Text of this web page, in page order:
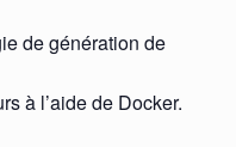
de génération de
à l’aide de Docker.